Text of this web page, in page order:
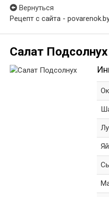
Вернуться
Рецепт с сайта -
Салат Подсолнух